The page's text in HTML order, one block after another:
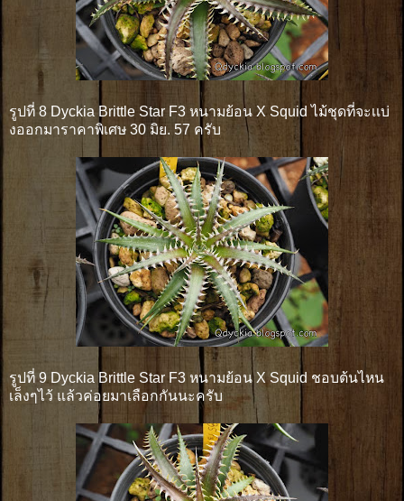
รูปที่ 8 Dyckia Brittle Star F3 หนามย้อน X Squid ไม้ชุดที่จะเเบ่
งออกมาราคาพิเศษ 30 มิย. 57 ครับ
รูปที่ 9 Dyckia Brittle Star F3 หนามย้อน X Squid ชอบต้นไหน
เล็งๆไว้ แล้วค่อยมาเลือกกันนะครับ